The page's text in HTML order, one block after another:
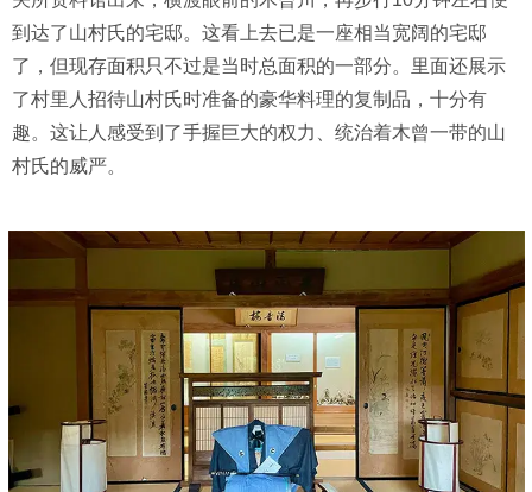
到达了山村氏的宅邸。这看上去已是一座相当宽阔的宅邸
了，但现存面积只不过是当时总面积的一部分。里面还展示
了村里人招待山村氏时准备的豪华料理的复制品，十分有
趣。这让人感受到了手握巨大的权力、统治着木曾一带的山
村氏的威严。